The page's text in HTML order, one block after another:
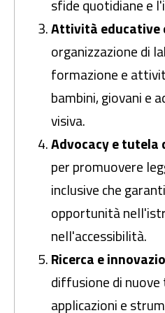
sfide quotidiane e
Attività educative
organizzazione di
formazione e
bambini, giovani e
visiva.
Advocacy e
per promuovere
inclusive che
opportunità
nell'accessibilità.
Ricerca e
diffusione di nuove
applicazioni e